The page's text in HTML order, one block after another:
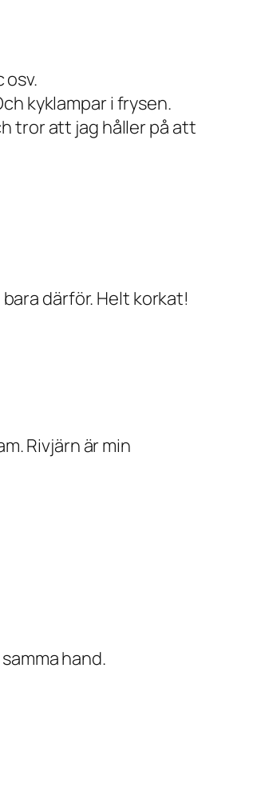
osv.
kyklampar i frysen.
tror att jag håller på att
därför. Helt korkat!
Rivjärn är min
hand.